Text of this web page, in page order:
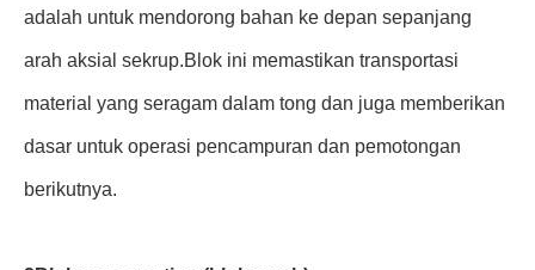
adalah untuk mendorong bahan ke depan sepanjang
arah aksial sekrup.Blok ini memastikan transportasi
material yang seragam dalam tong dan juga memberikan
dasar untuk operasi pencampuran dan pemotongan
berikutnya.